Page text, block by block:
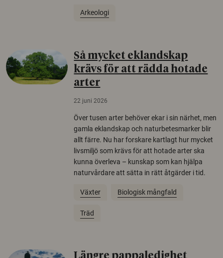
Arkeologi
Så mycket eklandskap
krävs för att rädda hotade
arter
22 juni 2026
Över tusen arter behöver ekar i sin närhet, men
gamla eklandskap och naturbetesmarker blir
allt färre. Nu har forskare kartlagt hur mycket
livsmiljö som krävs för att hotade arter ska
kunna överleva – kunskap som kan hjälpa
naturvårdare att sätta in rätt åtgärder i tid.
Växter Biologisk mångfald
Träd